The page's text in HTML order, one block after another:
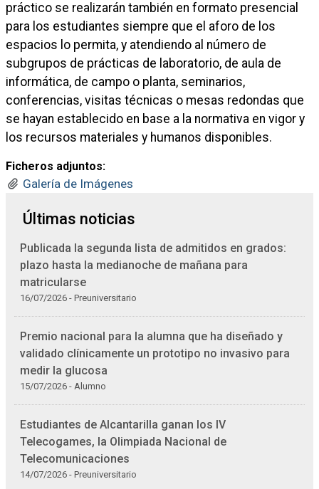
práctico se realizarán también en formato presencial
para los estudiantes siempre que el aforo de los
espacios lo permita, y atendiendo al número de
subgrupos de prácticas de laboratorio, de aula de
informática, de campo o planta, seminarios,
conferencias, visitas técnicas o mesas redondas que
se hayan establecido en base a la normativa en vigor y
los recursos materiales y humanos disponibles.
Ficheros adjuntos:
Galería de Imágenes
Últimas noticias
Publicada la segunda lista de admitidos en grados:
plazo hasta la medianoche de mañana para
matricularse
16/07/2026 - Preuniversitario
Premio nacional para la alumna que ha diseñado y
validado clínicamente un prototipo no invasivo para
medir la glucosa
15/07/2026 - Alumno
Estudiantes de Alcantarilla ganan los IV
Telecogames, la Olimpiada Nacional de
Telecomunicaciones
14/07/2026 - Preuniversitario